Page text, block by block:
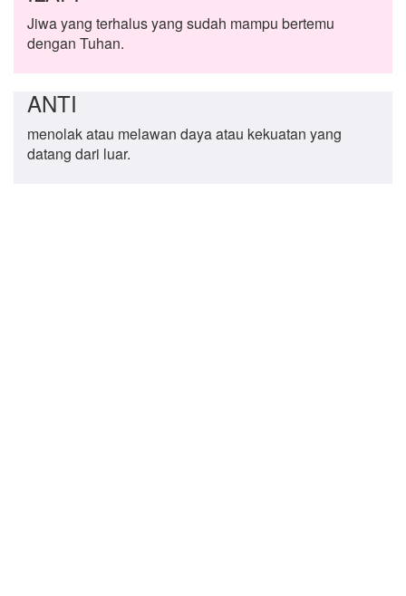
Jiwa yang terhalus yang sudah mampu bertemu
dengan Tuhan.
ANTI
menolak atau melawan daya atau kekuatan yang
datang dari luar.